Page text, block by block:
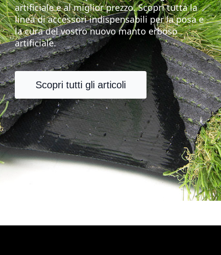
artificiale e al miglior prezzo. Scopri tutta la
linea di accessori indispensabili per la posa e
la cura del vostro nuovo manto erboso
artificiale.
Scopri tutti gli articoli